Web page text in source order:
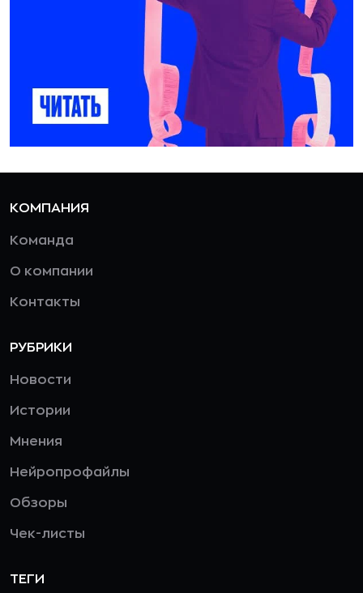
КОМПАНИЯ
Команда
О компании
Контакты
РУБРИКИ
Новости
Истории
Мнения
Нейропрофайлы
Обзоры
Чек-листы
ТЕГИ